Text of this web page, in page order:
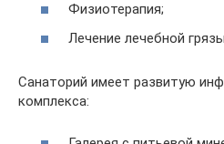
Физиотерапия;
Лечение лечебной
Санаторий имеет развитую
комплекса: